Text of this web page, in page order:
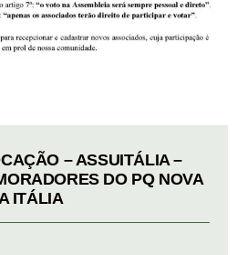
– ASSUITÁLIA –
DO PQ NOVA
ITÁLIA